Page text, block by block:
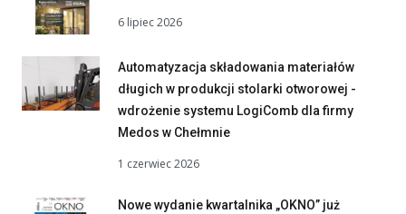
6 lipiec 2026
Automatyzacja składowania materiałów
długich w produkcji stolarki otworowej -
wdrożenie systemu LogiComb dla firmy
Medos w Chełmnie
1 czerwiec 2026
Nowe wydanie kwartalnika „OKNO” już